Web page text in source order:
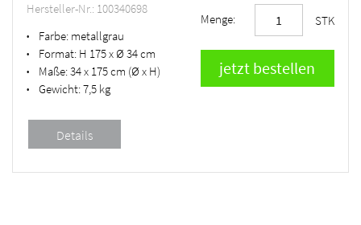
Hersteller-Nr.: 100340698
• Farbe: metallgrau
• Format: H 175 x Ø 34 cm
• Maße:34 x 175 cm (Ø x H)
• Gewicht:7,5 kg
Menge: STK